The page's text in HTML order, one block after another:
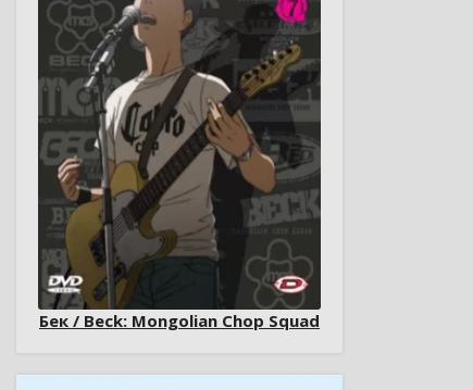
Бек / Beck: Mongolian Chop Squad